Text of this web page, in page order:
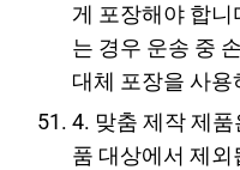
게 포장해야 합니
는 경우 운송 중
대체 포장을 사용
4. 맞춤 제작 제
품 대상에서 제외